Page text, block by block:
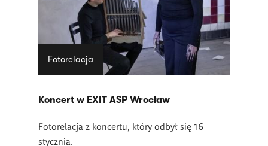
Fotorelacja
Koncert w EXIT ASP Wrocław
Fotorelacja z koncertu, który odbył się 16
stycznia.